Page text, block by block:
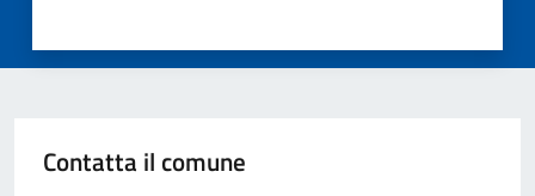
Contatta il comune